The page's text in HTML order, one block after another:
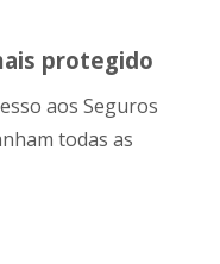
protegido
aos Seguros
todas as